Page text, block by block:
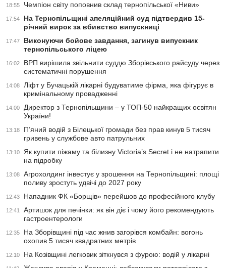
18:55 Чемпіон світу поповнив склад тернопільської «Ниви»
17:54
На Тернопільщині апеляційний суд підтвердив 15-
річний вирок за вбивство випускниці
17:47
Виконуючи бойове завдання, загинув випускник
тернопільського ліцею
16:02
ВРП вирішила звільнити суддю Зборівського райсуду через
систематичні порушення
14:08
Ліфт у Бучацькій лікарні будуватиме фірма, яка фігурує в
кримінальному провадженні
14:00
Директор з Тернопільщини – у ТОП-50 найкращих освітян
України!
13:18
П’яний водій з Білецької громади без прав кинув 5 тисяч
гривень у службове авто патрульних
13:10
Як купити піжаму та білизну Victoria’s Secret і не натрапити
на підробку
13:08
Агрохолдинг інвестує у зрошення на Тернопільщині: площі
поливу зростуть удвічі до 2027 року
12:43 Нападник ФК «Борщів» перейшов до професійного клубу
12:41
Артишок для печінки: як він діє і чому його рекомендують
гастроентерологи
12:35
На Зборівщині під час жнив загорівся комбайн: вогонь
охопив 5 тисяч квадратних метрів
12:10 На Козівщині легковик зіткнувся з фурою: водій у лікарні